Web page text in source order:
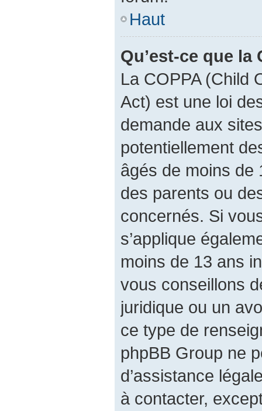
Haut
Qu’est-ce que la
La COPPA (Child
Act) est une loi
demande aux
potentiellement
âgés de moins de
des parents ou
concernés. Si
s’applique
moins de 13 ans
vous conseillons
juridique ou un
ce type de
phpBB Group ne
d’assistance
à contacter,